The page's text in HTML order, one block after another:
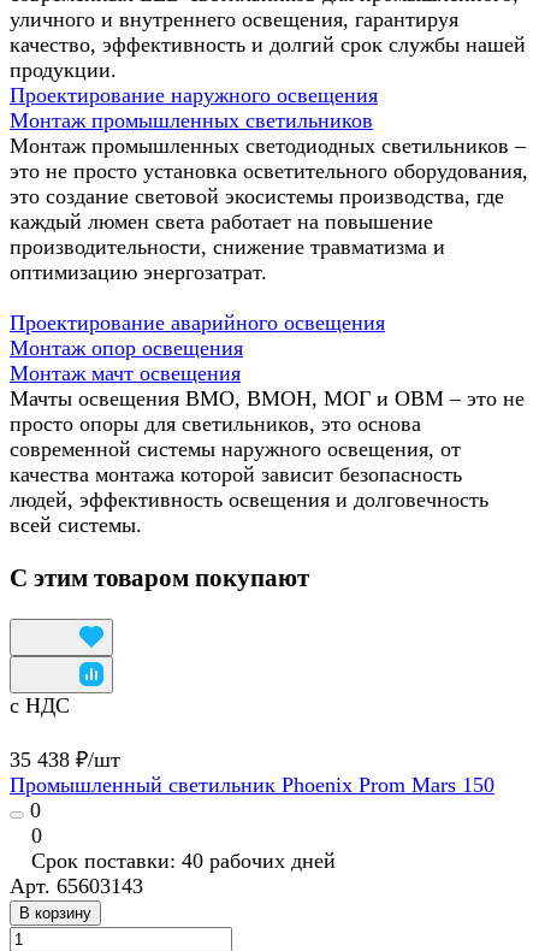
уличного и внутреннего освещения, гарантируя
качество, эффективность и долгий срок службы нашей
продукции.
Проектирование наружного освещения
Монтаж промышленных светильников
Монтаж промышленных светодиодных светильников –
это не просто установка осветительного оборудования,
это создание световой экосистемы производства, где
каждый люмен света работает на повышение
производительности, снижение травматизма и
оптимизацию энергозатрат.
Проектирование аварийного освещения
Монтаж опор освещения
Монтаж мачт освещения
Мачты освещения ВМО, ВМОН, МОГ и ОВМ – это не
просто опоры для светильников, это основа
современной системы наружного освещения, от
качества монтажа которой зависит безопасность
людей, эффективность освещения и долговечность
всей системы.
С этим товаром покупают
с НДС
35 438 ₽/шт
Промышленный светильник Phoenix Prom Mars 150
0
0
Срок поставки: 40 рабочих дней
Арт. 65603143
В корзину